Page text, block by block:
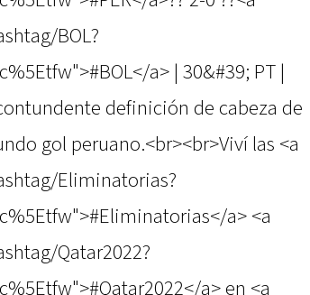
BOL?
a> | 30&#39; PT |
definición de cabeza de
gol peruano.<br><br>Viví las <a
Eliminatorias?
a> <a
Qatar2022?
a> en <a